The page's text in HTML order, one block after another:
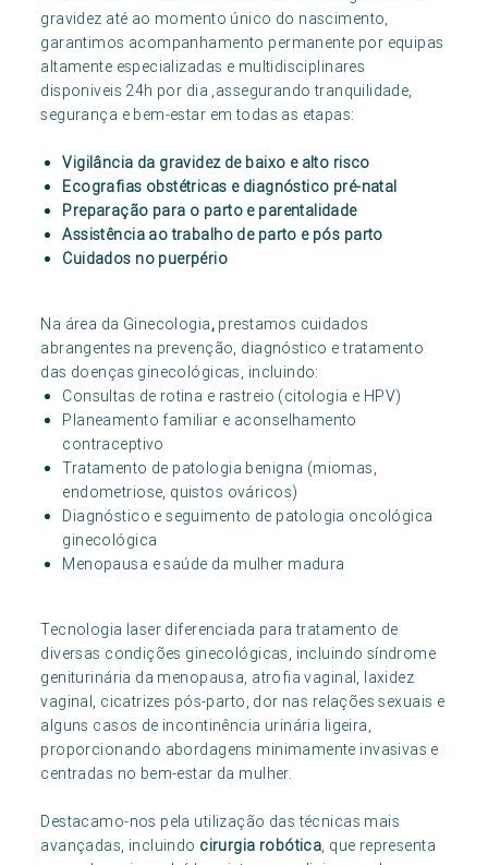
gravidez até ao momento único do nascimento,
garantimos acompanhamento permanente por equipas
altamente especializadas e multidisciplinares
disponiveis 24h por dia ,assegurando tranquilidade,
segurança e bem-estar em todas as etapas:
Vigilância da gravidez de baixo e alto risco
Ecografias obstétricas e diagnóstico pré-natal
Preparação para o parto e parentalidade
Assistência ao trabalho de parto e pós parto
Cuidados no puerpério
Na área da Ginecologia, prestamos cuidados
abrangentes na prevenção, diagnóstico e tratamento
das doenças ginecológicas, incluindo:
Consultas de rotina e rastreio (citologia e HPV)
Planeamento familiar e aconselhamento
contraceptivo
Tratamento de patologia benigna (miomas,
endometriose, quistos ováricos)
Diagnóstico e seguimento de patologia oncológica
ginecológica
Menopausa e saúde da mulher madura
Tecnologia laser diferenciada para tratamento de
diversas condições ginecológicas, incluindo síndrome
geniturinária da menopausa, atrofia vaginal, laxidez
vaginal, cicatrizes pós-parto, dor nas relações sexuais e
alguns casos de incontinência urinária ligeira,
proporcionando abordagens minimamente invasivas e
centradas no bem-estar da mulher.
Destacamo-nos pela utilização das técnicas mais
avançadas, incluindo cirurgia robótica, que representa